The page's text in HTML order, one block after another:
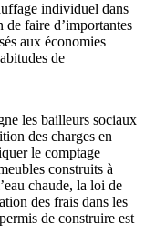
individuel dans
faire d’importantes
aux économies
de
les bailleurs sociaux
des charges en
le comptage
construits à
chaude, la loi de
des frais dans les
de construire est